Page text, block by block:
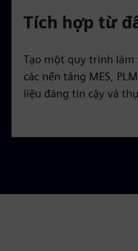
Tích hợp từ
Tạo một quy trình làm
các nền tảng MES,
liệu đáng tin cậy và